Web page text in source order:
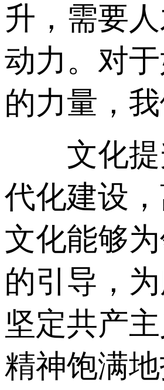
升，需要
动力。对
的力量，
文化提升
代化建设
文化能够
的引导，
坚定共产
精神饱满